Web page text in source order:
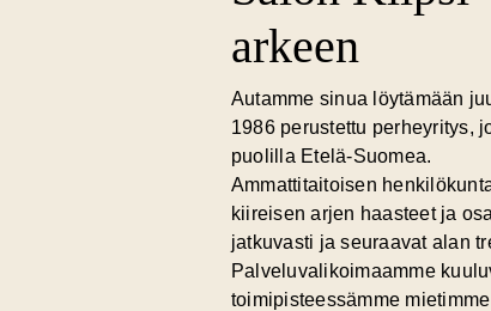
arkeen
Autamme sinua löytämään
1986 perustettu perheyritys,
puolilla Etelä-Suomea.
Ammattitaitoisen
kiireisen arjen haasteet ja
jatkuvasti ja seuraavat alan
Palveluvalikoimaamme
toimipisteessämme